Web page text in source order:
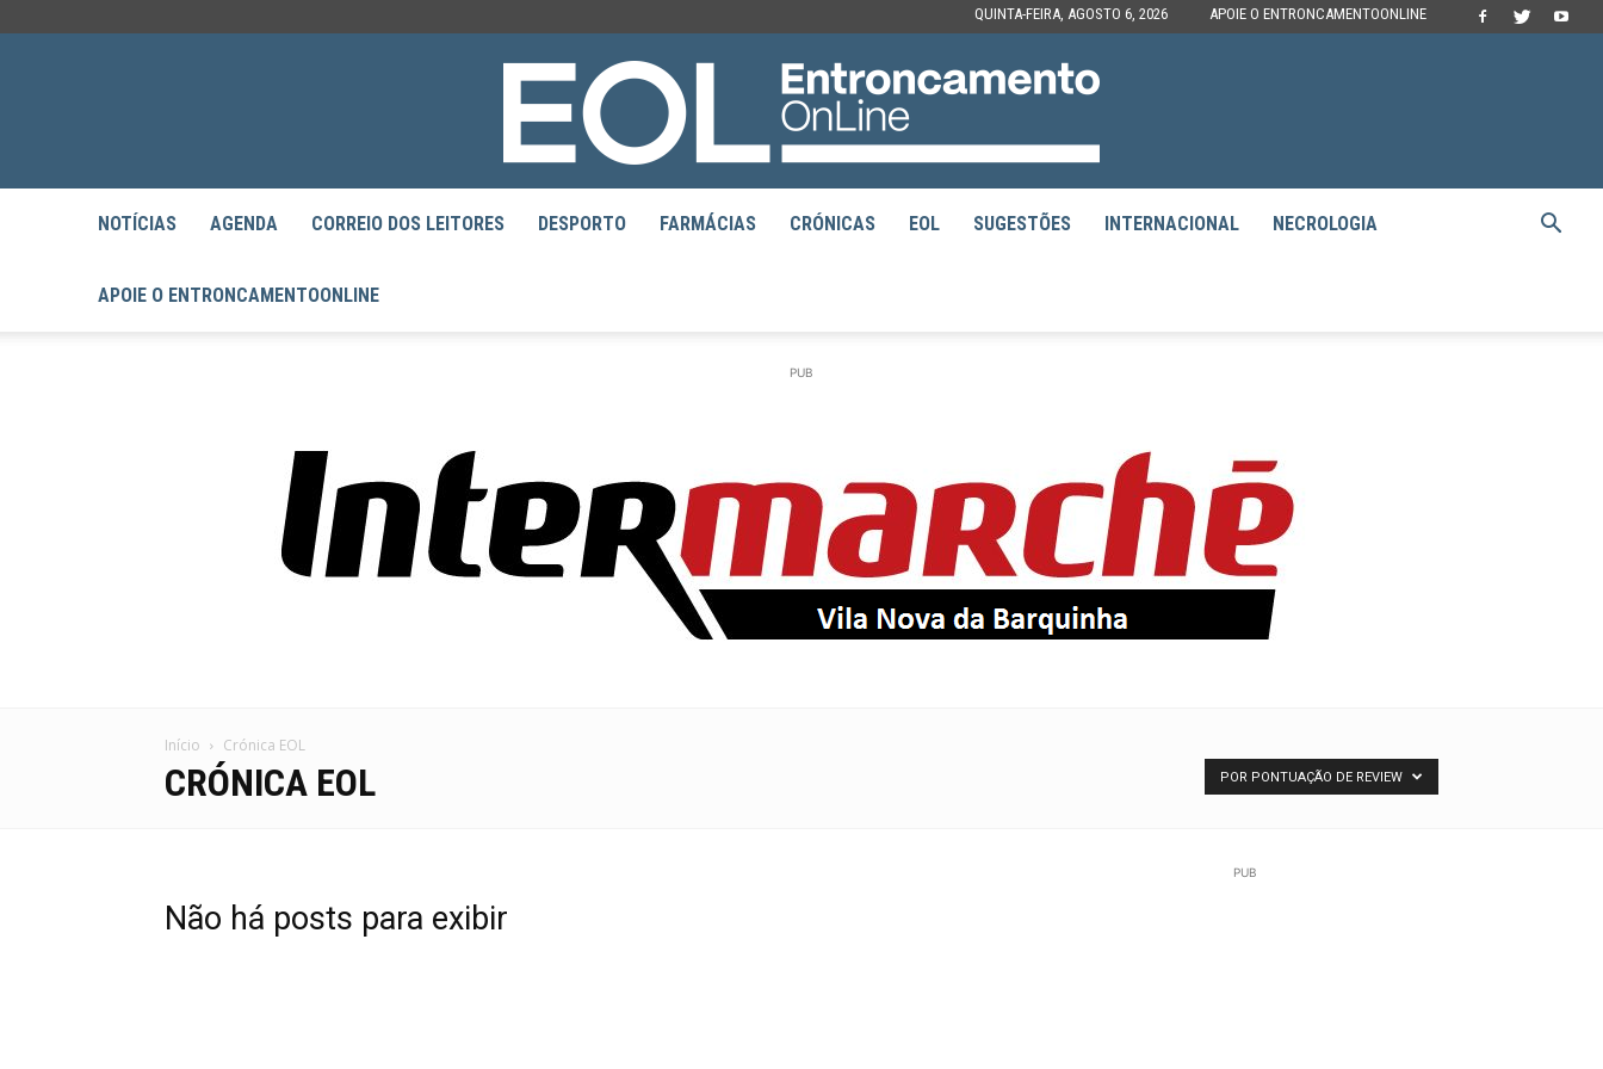
QUINTA-FEIRA, AGOSTO 6, 2026 APOIE O ENTRONCAMENTOONLINE
EntroncamentoOnline
NOTÍCIAS AGENDA CORREIO DOS LEITORES DESPORTO FARMÁCIAS CRÓNICAS EOL SUGESTÕES INTERNACIONAL NECROLOGIA
APOIE O ENTRONCAMENTOONLINE
PUB
Início Crónica EOL
CRÓNICA EOL POR PONTUAÇÃO DE REVIEW
Não há posts para exibir
PUB